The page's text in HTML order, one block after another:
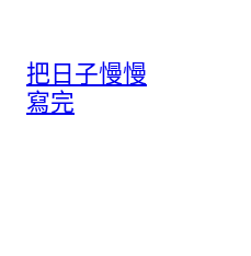
把日子慢慢
寫完